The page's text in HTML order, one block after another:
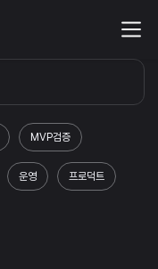
MVP검증
운영 프로덕트